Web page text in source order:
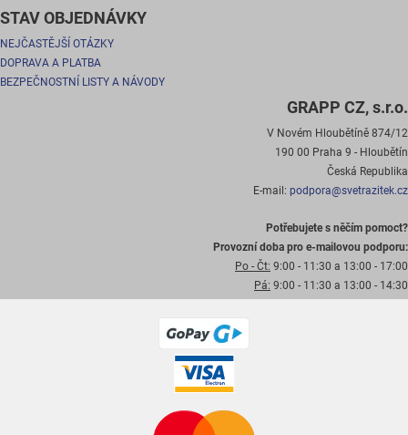
STAV OBJEDNÁVKY
NEJČASTĚJŠÍ OTÁZKY
DOPRAVA A PLATBA
BEZPEČNOSTNÍ LISTY A NÁVODY
GRAPP CZ, s.r.o.
V Novém Hloubětíně 874/12
190 00 Praha 9 - Hloubětín
Česká Republika
E-mail: podpora@svetrazitek.cz
Potřebujete s něčím pomoct?
Provozní doba pro e-mailovou podporu:
Po - Čt: 9:00 - 11:30 a 13:00 - 17:00
Pá: 9:00 - 11:30 a 13:00 - 14:30